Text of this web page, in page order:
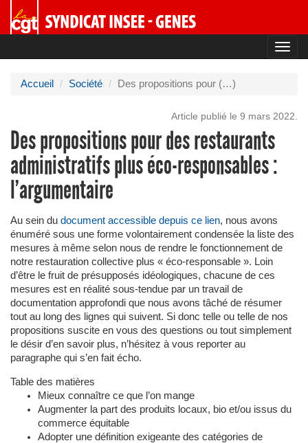
Accueil Société Des propositions pour (…)
Article publié le 9 mars 2022.
Des propositions pour des restaurants
administratifs plus éco-responsables :
l’argumentaire
Au sein du document accessible depuis ce lien, nous avons
énuméré sous une forme volontairement condensée la liste des
mesures à même selon nous de rendre le fonctionnement de
notre restauration collective plus « éco-responsable ». Loin
d’être le fruit de présupposés idéologiques, chacune de ces
mesures est en réalité sous-tendue par un travail de
documentation approfondi que nous avons tâché de résumer
tout au long des lignes qui suivent. Si donc telle ou telle de nos
propositions suscite en vous des questions ou tout simplement
le désir d’en savoir plus, n’hésitez à vous reporter au
paragraphe qui s’en fait écho.
Table des matières
Mieux connaître ce que l’on mange
Augmenter la part des produits locaux, bio et/ou issus du
commerce équitable
Adopter une définition exigeante des catégories de